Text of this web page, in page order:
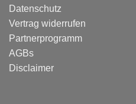
Datenschutz
Vertrag widerrufen
Partnerprogramm
AGBs
Disclaimer